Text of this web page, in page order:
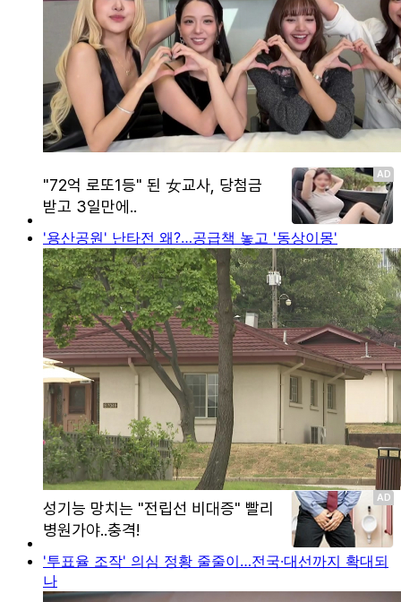
'용산공원' 난타전 왜?…공급책 놓고 '동상이몽'
'투표율 조작' 의심 정황 줄줄이…전국·대선까지 확대되
나